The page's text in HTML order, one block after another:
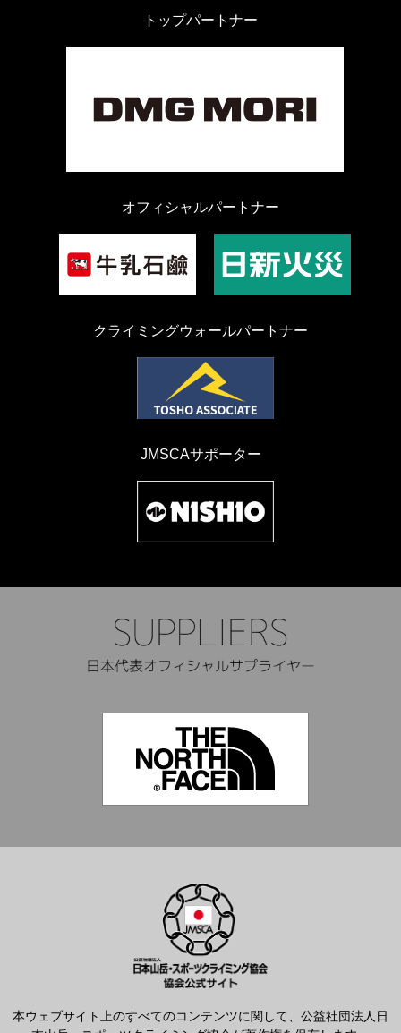
トップパートナー
オフィシャルパートナー
クライミングウォールパートナー
JMSCAサポーター
本ウェブサイト上のすべてのコンテンツに関して、公益社団法人日